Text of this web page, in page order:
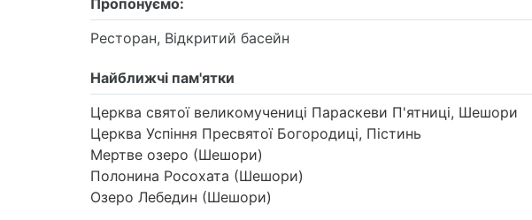
Пропонуємо:
Ресторан, Відкритий басейн
Найближчі пам'ятки
Церква святої великомучениці Параскеви П'ятниці, Шешори
Церква Успіння Пресвятої Богородиці, Пістинь
Мертве озеро (Шешори)
Полонина Росохата (Шешори)
Озеро Лебедин (Шешори)